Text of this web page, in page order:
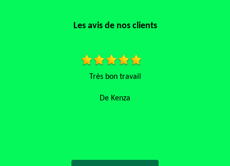
Les avis de nos clients
Travail soigné et très propre .je